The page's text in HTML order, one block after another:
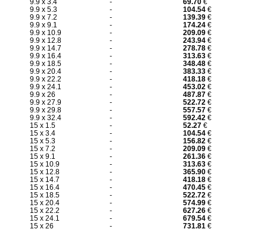
9.9 x 3.4
- 69.70€
9.9 x 5.3
- 104.54€
9.9 x 7.2
- 139.39€
9.9 x 9.1
- 174.24€
9.9 x 10.9
- 209.09€
9.9 x 12.8
- 243.94€
9.9 x 14.7
- 278.78€
9.9 x 16.4
- 313.63€
9.9 x 18.5
- 348.48€
9.9 x 20.4
- 383.33€
9.9 x 22.2
- 418.18€
9.9 x 24.1
- 453.02€
9.9 x 26
- 487.87€
9.9 x 27.9
- 522.72€
9.9 x 29.8
- 557.57€
9.9 x 32.4
- 592.42€
15 x 1.5
- 52.27€
15 x 3.4
- 104.54€
15 x 5.3
- 156.82€
15 x 7.2
- 209.09€
15 x 9.1
- 261.36€
15 x 10.9
- 313.63€
15 x 12.8
- 365.90€
15 x 14.7
- 418.18€
15 x 16.4
- 470.45€
15 x 18.5
- 522.72€
15 x 20.4
- 574.99€
15 x 22.2
- 627.26€
15 x 24.1
- 679.54€
15 x 26
- 731.81€